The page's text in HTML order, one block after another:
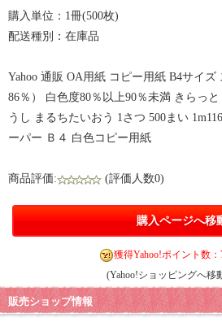
購入単位：1冊(500枚)
配送種別：在庫品
Yahoo 通販 OA用紙 コピー用紙 B4サイ
86％） 白色度80％以上90％未満 きらっ
うし まるちたいおう 1さつ 500まい
ーパー Ｂ４ 白色コピー用紙
商品評価: (評価人数0)
購入ページへ移
獲得Yahoo!ポイント数：
(Yahoo!ショッピングへ移
販売ショップ情報